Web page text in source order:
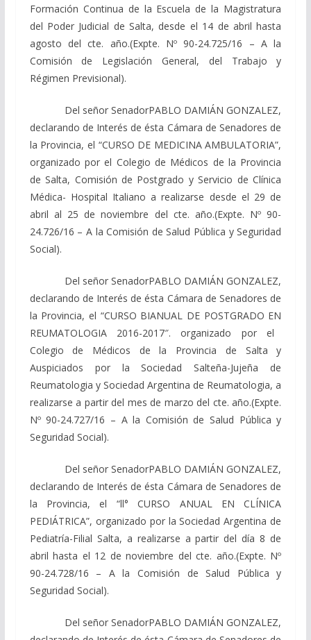
Formación Continua de la Escuela de la Magistratura
del Poder Judicial de Salta, desde el 14 de abril hasta
agosto del cte. año.(Expte. Nº 90-24.725/16 – A la
Comisión de Legislación General, del Trabajo y
Régimen Previsional).
Del señor SenadorPABLO DAMIÁN GONZALEZ,
declarando de Interés de ésta Cámara de Senadores de
la Provincia, el “CURSO DE MEDICINA AMBULATORIA”,
organizado por el Colegio de Médicos de la Provincia
de Salta, Comisión de Postgrado y Servicio de Clínica
Médica- Hospital Italiano a realizarse desde el 29 de
abril al 25 de noviembre del cte. año.(Expte. Nº 90-
24.726/16 – A la Comisión de Salud Pública y Seguridad
Social).
Del señor SenadorPABLO DAMIÁN GONZALEZ,
declarando de Interés de ésta Cámara de Senadores de
la Provincia, el “CURSO BIANUAL DE POSTGRADO EN
REUMATOLOGIA2016-2017″.organizado por el
Colegio de Médicos de la Provincia de Salta y
Auspiciados por la Sociedad Salteña-Jujeña de
Reumatologia y Sociedad Argentina de Reumatologia, a
realizarse a partir del mes de marzo del cte. año.(Expte.
Nº 90-24.727/16 – A la Comisión de Salud Pública y
Seguridad Social).
Del señor SenadorPABLO DAMIÁN GONZALEZ,
declarando de Interés de ésta Cámara de Senadores de
la Provincia, el “ll° CURSO ANUAL EN CLÍNICA
PEDIÁTRICA”, organizado por la Sociedad Argentina de
Pediatría-Filial Salta, a realizarse a partir del día 8 de
abril hasta el 12 de noviembre del cte. año.(Expte. Nº
90-24.728/16 – A la Comisión de Salud Pública y
Seguridad Social).
Del señor SenadorPABLO DAMIÁN GONZALEZ,